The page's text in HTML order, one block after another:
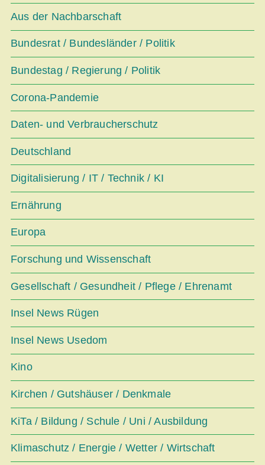
Aus der Nachbarschaft
Bundesrat / Bundesländer / Politik
Bundestag / Regierung / Politik
Corona-Pandemie
Daten- und Verbraucherschutz
Deutschland
Digitalisierung / IT / Technik / KI
Ernährung
Europa
Forschung und Wissenschaft
Gesellschaft / Gesundheit / Pflege / Ehrenamt
Insel News Rügen
Insel News Usedom
Kino
Kirchen / Gutshäuser / Denkmale
KiTa / Bildung / Schule / Uni / Ausbildung
Klimaschutz / Energie / Wetter / Wirtschaft